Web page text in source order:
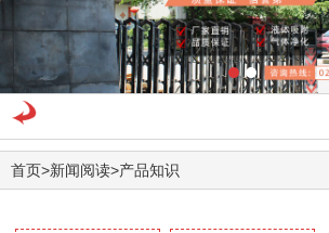
1 2
首页>新闻阅读>产品知识